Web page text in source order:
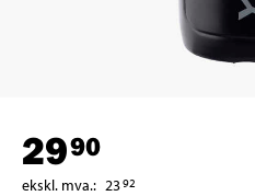
2990
ekskl. mva.: 2392